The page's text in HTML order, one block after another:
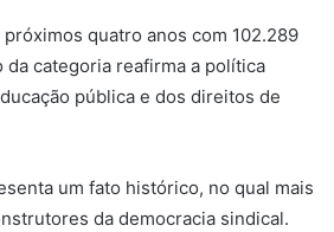
quatro anos com 102.289
categoria reafirma a política
pública e dos direitos de
um fato histórico, no qual mais
da democracia sindical.